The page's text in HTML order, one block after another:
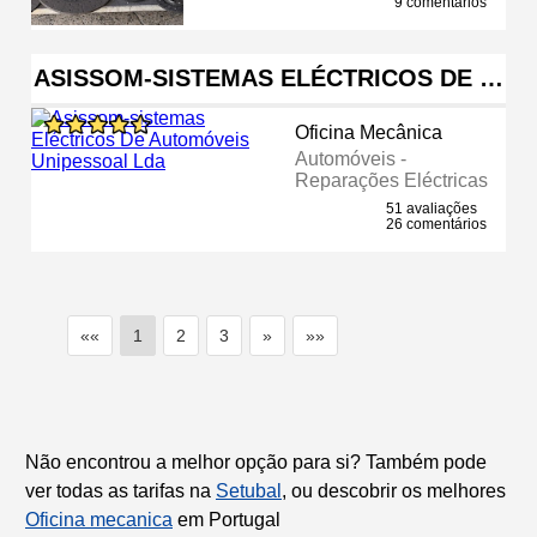
ASISSOM-SISTEMAS ELÉCTRICOS DE …
Oficina Mecânica
Automóveis -
Reparações Eléctricas
51 avaliações
26 comentários
«« 1 2 3 » »»
Não encontrou a melhor opção para si? Também pode
ver todas as tarifas na Setubal , ou descobrir os melhores
Oficina mecanica em Portugal